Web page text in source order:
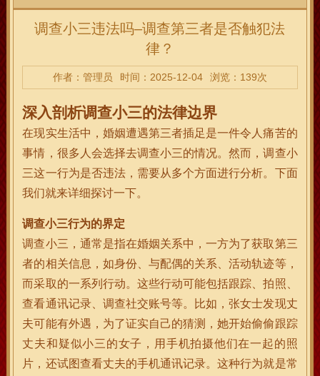
调查小三违法吗–调查第三者是否触犯法
律？
作者：管理员 时间：2025-12-04 浏览：139次
深入剖析调查小三的法律边界
在现实生活中，婚姻遭遇第三者插足是一件令人痛苦的
事情，很多人会选择去调查小三的情况。然而，调查小
三这一行为是否违法，需要从多个方面进行分析。下面
我们就来详细探讨一下。
调查小三行为的界定
调查小三，通常是指在婚姻关系中，一方为了获取第三
者的相关信息，如身份、与配偶的关系、活动轨迹等，
而采取的一系列行动。这些行动可能包括跟踪、拍照、
查看通讯记录、调查社交账号等。比如，张女士发现丈
夫可能有外遇，为了证实自己的猜测，她开始偷偷跟踪
丈夫和疑似小三的女子，用手机拍摄他们在一起的照
片，还试图查看丈夫的手机通讯记录。这种行为就是常